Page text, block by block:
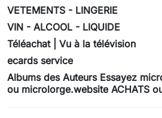
VETEMENTS - LINGERIE
VIN - ALCOOL - LIQUIDE
Téléachat | Vu à la télévision
ecards service
Albums des Auteurs Essayez
ou microlorge.website ACHATS